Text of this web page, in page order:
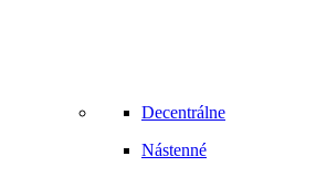
Decentrálne
Nástenné